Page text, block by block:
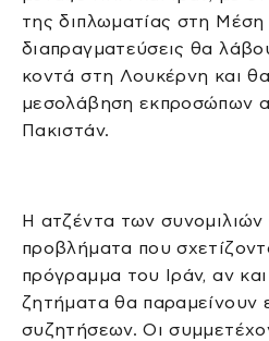
της διπλωματίας στη Μέση
διαπραγματεύσεις θα
κοντά στη Λουκέρνη και
μεσολάβηση εκπροσώπων
Πακιστάν.
Η ατζέντα των συνομιλιών
προβλήματα που
πρόγραμμα του Ιράν, αν
ζητήματα θα παραμείνουν
συζητήσεων. Οι